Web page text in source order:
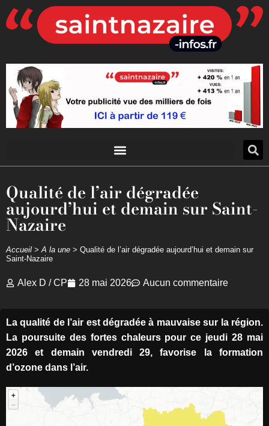
Qualité de l’air dégradée
aujourd’hui et demain sur Saint-
Nazaire
Accueil >A la une > Qualité de l’air dégradée aujourd’hui et demain sur
Saint-Nazaire
Alex D / CP 28 mai 2026 Aucun commentaire
La qualité de l’air est dégradée à mauvaise sur la région.
La poursuite des fortes chaleurs pour ce jeudi 28 mai
2026 et demain vendredi 29, favorise la formation
d’ozone dans l’air.